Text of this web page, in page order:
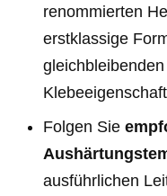
renommierten
erstklassige
Folgen Sie
ausführlichen